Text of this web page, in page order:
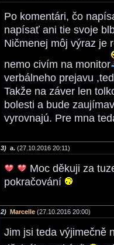
Po komentári, čo
napísať ani tie svoje
Ničmenej môj výraz je
nemo civím na monitor
verbálneho prejavu
Takže na záver len
bolesti a bude
vyrovnajú. Pre mna
3) a. (27.10.2016 20:11)
Moc děkuji za
pokračování
2) Marcelle (27.10.2016 20:00)
Jim jsi teda výjimečně